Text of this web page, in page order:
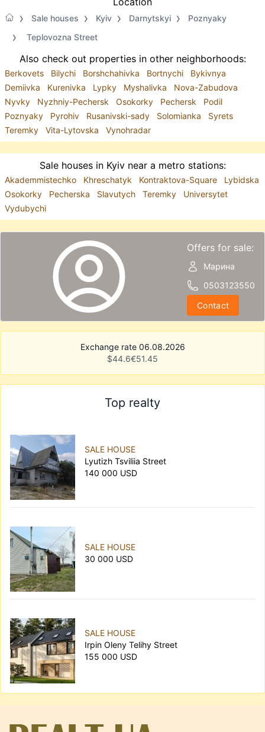
Sale houses Kyiv Darnytskyi
Poznyaky
Teplovozna Street
Also check out properties in other neighborhoods:
Berkovets Bilychi Borshchahivka Bortnychi
Bykivnya
Demiivka
Kurenivka Lypky Myshalivka
Nova-Zabudova
Nyvky
Nyzhniy-Pechersk Osokorky Pechersk
Podil
Poznyaky
Pyrohiv Rusanivski-sady Solomianka
Syrets
Teremky
Vita-Lytovska Vynohradar
Sale houses in Kyiv near a metro stations:
Akademmistechko Khreschatyk Kontraktova-Square
Lybidska
Osokorky
Pecherska Slavutych Teremky
Universytet
Vydubychi
Offers for sale:
Марина
0503123550
Contact
Exchange rate 06.08.2026
$44.6€51.45
Top realty
SALE HOUSE
Lyutizh Tsviliia Street
140 000 USD
SALE HOUSE
30 000 USD
SALE HOUSE
Irpin Oleny Telihy Street
155 000 USD